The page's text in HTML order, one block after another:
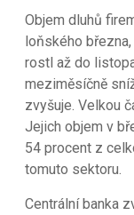
Objem dluhů
loňského
rostl až do
meziměsíčně
zvyšuje. Velkou
Jejich objem v
54 procent z
tomuto sektoru.
Centrální banka